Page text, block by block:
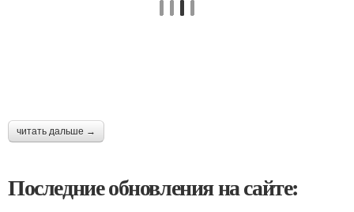
читать дальше →
Последние обновления на сайте: